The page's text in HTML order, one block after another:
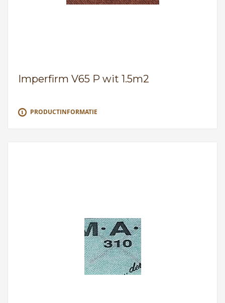
Imperfirm V65 P wit 1.5m2
PRODUCTINFORMATIE